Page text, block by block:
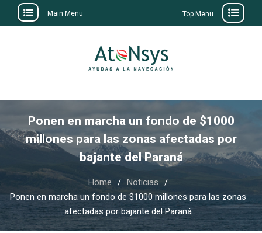
Main Menu Top Menu
Ponen en marcha un fondo de $1000
millones para las zonas afectadas por
bajante del Paraná
Home
Noticias
Ponen en marcha un fondo de $1000 millones para las zonas
afectadas por bajante del Paraná